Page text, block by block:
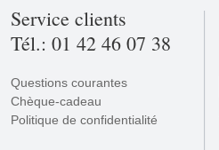
Service clients
Tél.: 01 42 46 07 38
Questions courantes
Chèque-cadeau
Politique de confidentialité